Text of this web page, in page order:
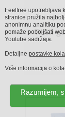
Rash
Feelfree upotrebljava
stranice pružila
anonimnu analitiku
pomaže poboljšati
Youtube sadržaja.
Detaljne postavke
Više informacija o
Razumijem,